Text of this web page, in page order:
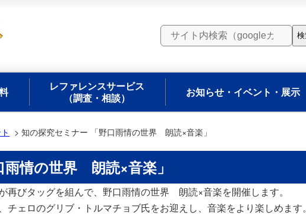
レファレンスサービス
（調査・相談）
お知らせ・イベント・展示
知の探究セミナー 「野口雨情の世界 朗読×音楽」
情の世界 朗読×音楽」
再びタッグを組んで、野口雨情の世界 朗読×音楽を開催します。
ェロのグリブ・トルマチョブ氏をお迎えし、音楽をより楽しめます。